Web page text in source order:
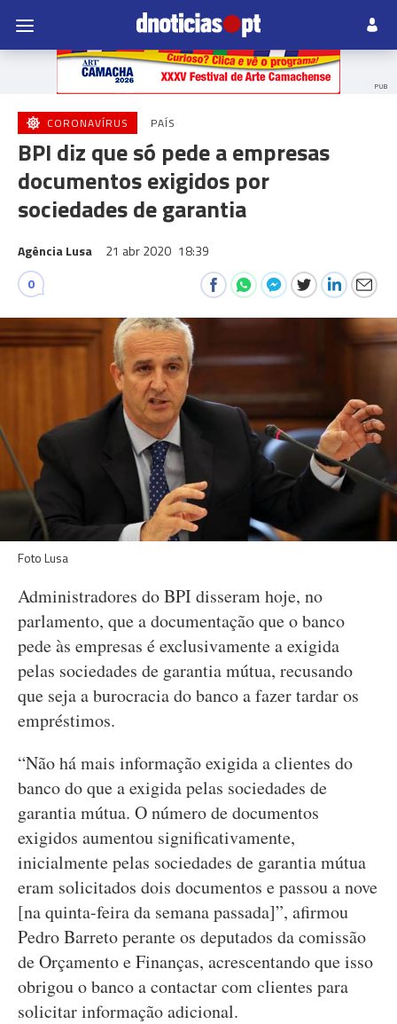
PUB
CORONAVÍRUS PAÍS
BPI diz que só pede a empresas
documentos exigidos por
sociedades de garantia
Agência Lusa 21 abr 2020 18:39
0
Foto Lusa
Administradores do BPI disseram hoje, no
parlamento, que a documentação que o banco
pede às empresas é exclusivamente a exigida
pelas sociedades de garantia mútua, recusando
que seja a burocracia do banco a fazer tardar os
empréstimos.
“Não há mais informação exigida a clientes do
banco do que a exigida pelas sociedades de
garantia mútua. O número de documentos
exigidos aumentou significativamente,
inicialmente pelas sociedades de garantia mútua
eram solicitados dois documentos e passou a nove
[na quinta-feira da semana passada]”, afirmou
Pedro Barreto perante os deputados da comissão
de Orçamento e Finanças, acrescentando que isso
obrigou o banco a contactar com clientes para
solicitar informação adicional.